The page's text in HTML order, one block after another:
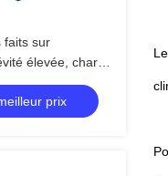
faits sur
élevée, chariot
inoxydable
prix